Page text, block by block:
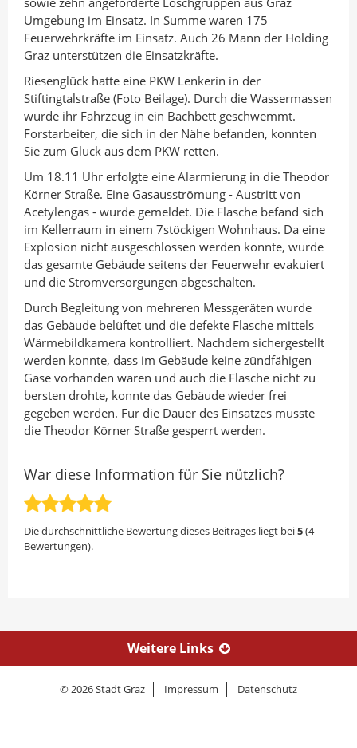
Umgebung im Einsatz. In Summe waren 175
Feuerwehrkräfte im Einsatz. Auch 26 Mann der Holding
Graz unterstützen die Einsatzkräfte.
Riesenglück hatte eine PKW Lenkerin in der
Stiftingtalstraße (Foto Beilage). Durch die Wassermassen
wurde ihr Fahrzeug in ein Bachbett geschwemmt.
Forstarbeiter, die sich in der Nähe befanden, konnten
Sie zum Glück aus dem PKW retten.
Um 18.11 Uhr erfolgte eine Alarmierung in die Theodor
Körner Straße. Eine Gasausströmung - Austritt von
Acetylengas - wurde gemeldet. Die Flasche befand sich
im Kellerraum in einem 7stöckigen Wohnhaus. Da eine
Explosion nicht ausgeschlossen werden konnte, wurde
das gesamte Gebäude seitens der Feuerwehr evakuiert
und die Stromversorgungen abgeschalten.
Durch Begleitung von mehreren Messgeräten wurde
das Gebäude belüftet und die defekte Flasche mittels
Wärmebildkamera kontrolliert. Nachdem sichergestellt
werden konnte, dass im Gebäude keine zündfähigen
Gase vorhanden waren und auch die Flasche nicht zu
bersten drohte, konnte das Gebäude wieder frei
gegeben werden. Für die Dauer des Einsatzes musste
die Theodor Körner Straße gesperrt werden.
War diese Information für Sie nützlich?
Die durchschnittliche Bewertung dieses Beitrages liegt bei5(4
Bewertungen).
Weitere Links
© 2026 Stadt Graz Impressum Datenschutz